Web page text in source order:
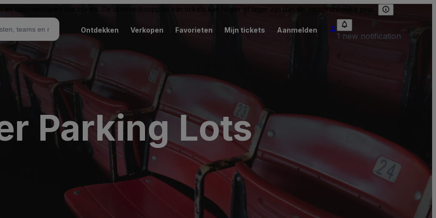
doorverkopen van tickets. De doorverkoopprijs van tickets kan hoger of lager zijn dan de oorspronkelijke prijs.
Ontdekken Verkopen Favorieten Mijn tickets Aanmelden
1 new notification
Parking Lots